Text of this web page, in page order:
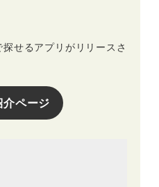
せるアプリがリリースさ
ページ